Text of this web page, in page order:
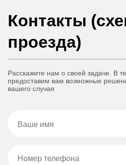
Контакты
проезда)
Расскажите нам о своей задаче. В
предоставим вам возможные
вашего случая